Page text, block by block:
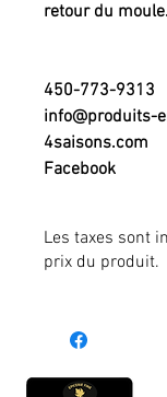
retour du moule.
450-773-9313
info@produits-
4saisons.com
Facebook
Les taxes sont
prix du produit.